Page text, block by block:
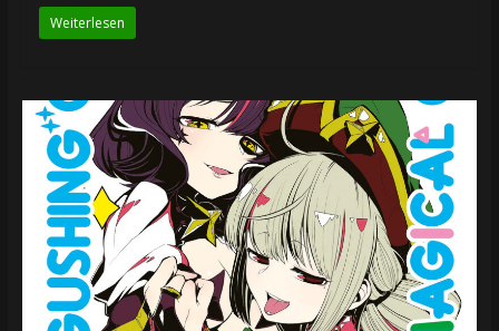
Weiterlesen